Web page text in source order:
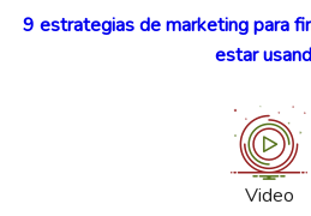
9 estrategias de marketing para
estar
Video